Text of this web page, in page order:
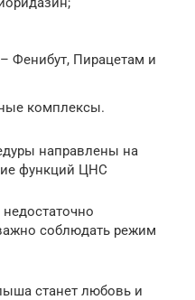
Фенибут, Пирацетам и
комплексы.
направлены на
функций ЦНС
соблюдать режим
станет любовь и